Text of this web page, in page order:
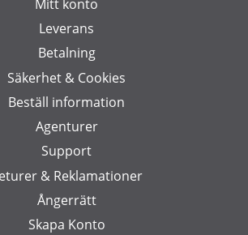
Mitt konto
Leverans
Betalning
Säkerhet & Cookies
Beställ information
Agenturer
Support
& Reklamationer
Ångerrätt
Skapa Konto